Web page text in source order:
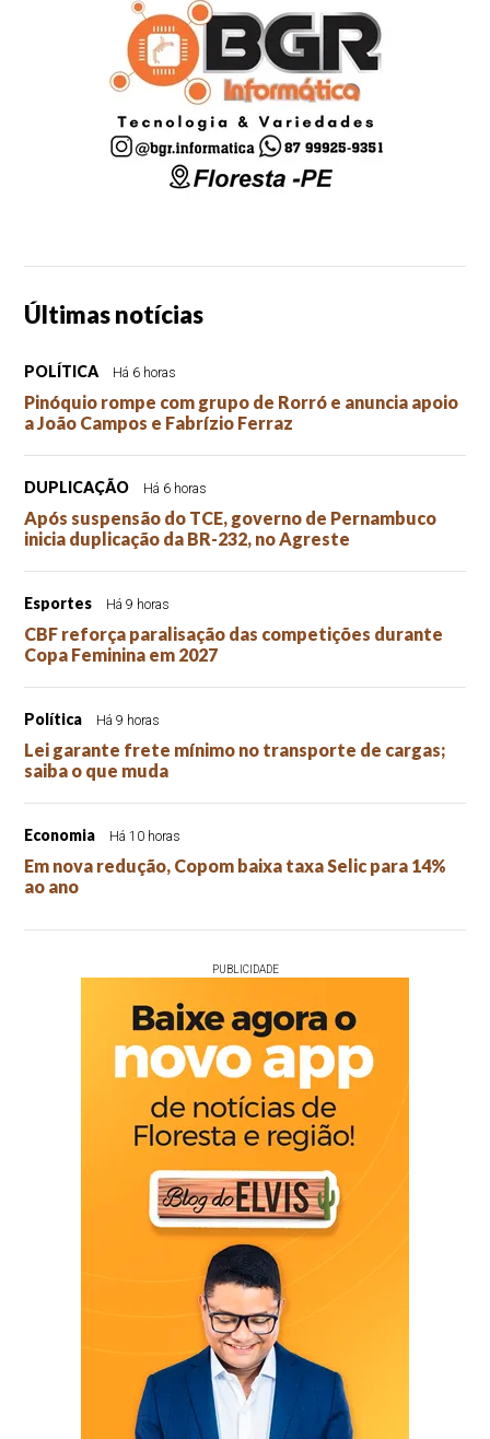
Últimas notícias
POLÍTICA Há 6 horas
Pinóquio rompe com grupo de Rorró e anuncia apoio
a João Campos e Fabrízio Ferraz
DUPLICAÇÃO Há 6 horas
Após suspensão do TCE, governo de Pernambuco
inicia duplicação da BR-232, no Agreste
Esportes Há 9 horas
CBF reforça paralisação das competições durante
Copa Feminina em 2027
Política Há 9 horas
Lei garante frete mínimo no transporte de cargas;
saiba o que muda
Economia Há 10 horas
Em nova redução, Copom baixa taxa Selic para 14%
ao ano
PUBLICIDADE